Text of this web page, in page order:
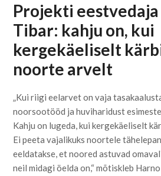
Projekti
Tibar: kahju on, kui
kergekäeliselt
noorte arvelt
„Kui riigi eelarvet on vaja
noorsootööd ja huviharidust
Kahju on lugeda, kui kergekäeliselt
Ei peeta vajalikuks noortele
eeldatakse, et noored astuvad
neil midagi öelda on,“ mõtiskleb